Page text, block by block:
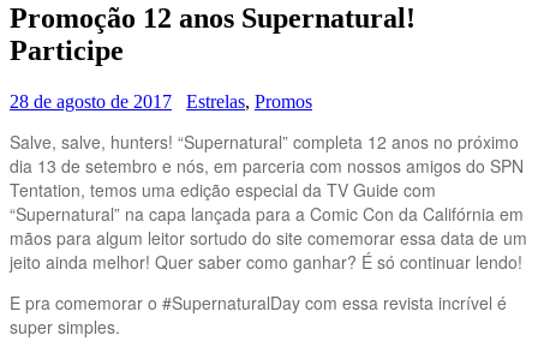
Promoção 12 anos Supernatural!
Participe
28 de agosto de 2017 Estrelas, Promos
Salve, salve, hunters! “Supernatural” completa 12 anos no próximo
dia 13 de setembro e nós, em parceria com nossos amigos do SPN
Tentation, temos uma edição especial da TV Guide com
“Supernatural” na capa lançada para a Comic Con da Califórnia em
mãos para algum leitor sortudo do site comemorar essa data de um
jeito ainda melhor! Quer saber como ganhar? É só continuar lendo!
E pra comemorar o #SupernaturalDay com essa revista incrível é
super simples.